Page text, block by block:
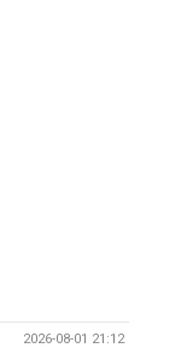
2026-08-01 21:12